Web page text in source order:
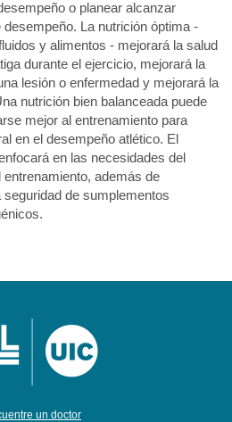
o planear alcanzar
La nutrición óptima -
y alimentos - mejorará la salud
durante el ejercicio, mejorará la
lesión o enfermedad y mejorará la
nutrición bien balanceada puede
mejor al entrenamiento para
en el desempeño atlético. El
en las necesidades del
además de
de sumplementos
un doctor